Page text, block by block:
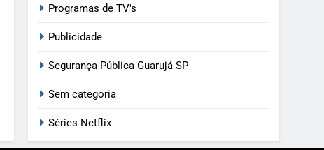
Programas de TV's
Publicidade
Segurança Pública Guarujá SP
Sem categoria
Séries Netflix